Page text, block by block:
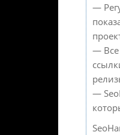
—
— Все
—